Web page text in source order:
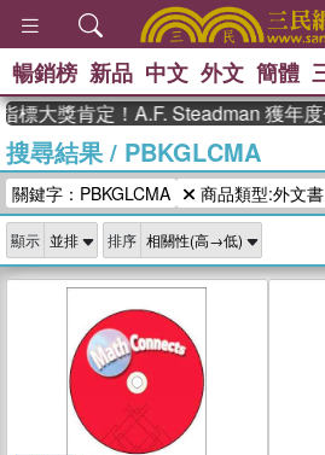
熱搜：
、 The
史是一群喵
獎 臺灣漫
登輝時代
偉大的迷走
暢銷榜 新品 中文 外文 簡體
大獎肯定！A.F. Steadman 獲年度
搜尋結果/ PBKGLCMA
關鍵字：PBKGLCMA
商品類型:外文書
顯示 排序